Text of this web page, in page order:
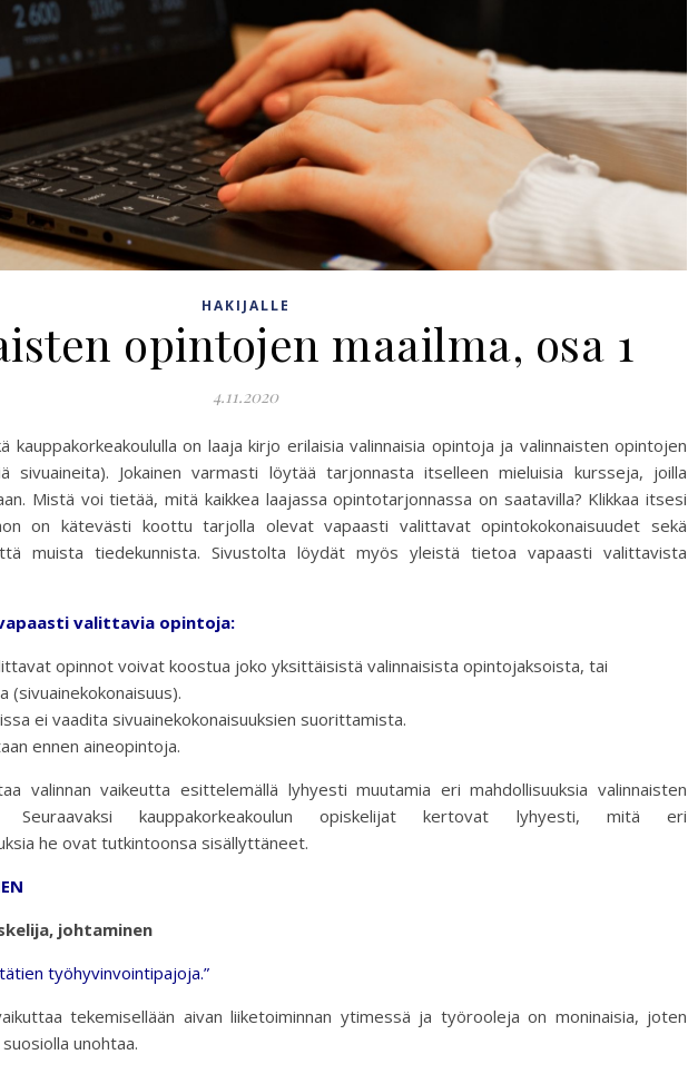
HAKIJALLE
opintojen maailma, osa 1
4.11.2020
kauppakorkeakoululla on laaja kirjo erilaisia valinnaisia opintoja ja valinnaisten opintojen
sivuaineita). Jokainen varmasti löytää tarjonnasta itselleen mieluisia kursseja, joilla
Mistä voi tietää, mitä kaikkea laajassa opintotarjonnassa on saatavilla? Klikkaa itsesi
on kätevästi koottu tarjolla olevat vapaasti valittavat opintokokonaisuudet sekä
muista tiedekunnista. Sivustolta löydät myös yleistä tietoa vapaasti valittavista
valittavia opintoja:
opinnot voivat koostua joko yksittäisistä valinnaisista opintojaksoista, tai
(sivuainekokonaisuus).
ei vaadita sivuainekokonaisuuksien suorittamista.
ennen aineopintoja.
valinnan vaikeutta esittelemällä lyhyesti muutamia eri mahdollisuuksia valinnaisten
Seuraavaksi kauppakorkeakoulun opiskelijat kertovat lyhyesti, mitä eri
he ovat tutkintoonsa sisällyttäneet.
johtaminen
työhyvinvointipajoja.”
tekemisellään aivan liiketoiminnan ytimessä ja työrooleja on moninaisia, joten
unohtaa.